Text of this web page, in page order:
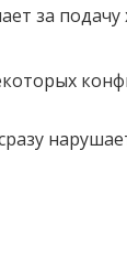
за подачу